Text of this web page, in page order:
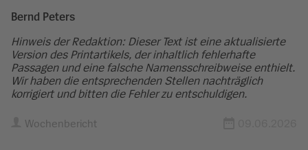
Bernd Peters
Hinweis der Redaktion: Dieser Text ist eine aktualisierte
Version des Printartikels, der inhaltlich fehlerhafte
Passagen und eine falsche Namensschreibweise enthielt.
Wir haben die entsprechenden Stellen nachträglich
korrigiert und bitten die Fehler zu entschuldigen.
Wochenbericht